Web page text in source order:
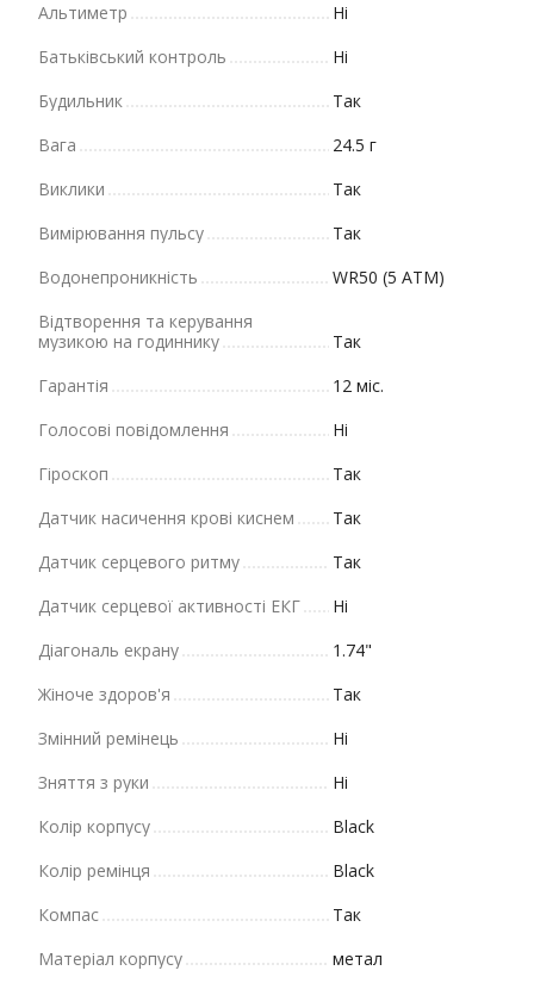
Альтиметр
Ні
Батьківський контроль
Ні
Будильник
Так
Вага
24.5 г
Виклики
Так
Вимірювання пульсу
Так
Водонепроникність
WR50 (5 ATM)
Відтворення та керування
музикою на годиннику
Так
Гарантія
12 міс.
Голосові повідомлення
Ні
Гіроскоп
Так
Датчик насичення крові киснем
Так
Датчик серцевого ритму
Так
Датчик серцевої активності ЕКГ
Ні
Діагональ екрану
1.74"
Жіноче здоров'я
Так
Змінний ремінець
Ні
Зняття з руки
Ні
Колір корпусу
Black
Колір ремінця
Black
Компас
Так
Матеріал корпусу
метал